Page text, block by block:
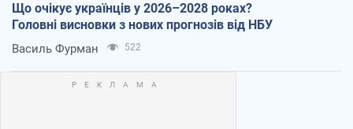
Що очікує українців у 2026–2028 роках?
Головні висновки з нових прогнозів від НБУ
Василь Фурман 522